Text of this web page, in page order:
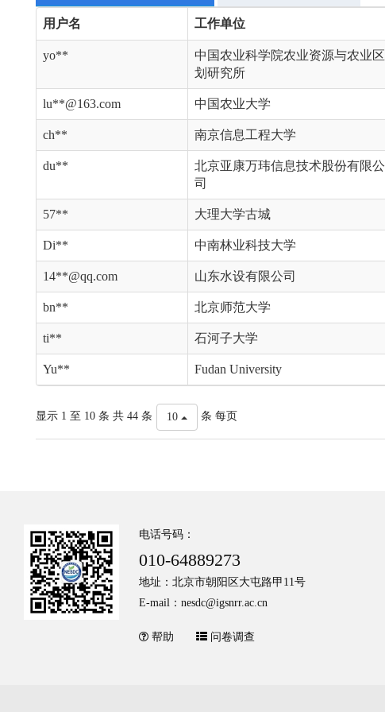
用户名 工作单位
yo**
中国农业科学院农业资源与农业区
划研究所
lu**@163.com 中国农业大学
ch** 南京信息工程大学
du**
北京亚康万玮信息技术股份有限公
司
57** 大理大学古城
Di** 中南林业科技大学
14**@qq.com 山东水设有限公司
bn** 北京师范大学
ti** 石河子大学
Yu** Fudan University
显示 1 至 10 条 共 44 条 10 条 每页
电话号码：
010-64889273
地址：北京市朝阳区大屯路甲11号
E-mail：nesdc@igsnrr.ac.cn
帮助 问卷调查